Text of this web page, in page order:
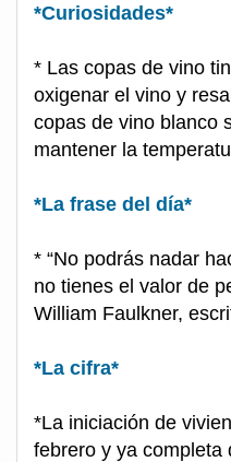
*Curiosidades*
* Las copas de vino
oxigenar el vino y
copas de vino blanco
mantener la
*La frase del día*
* “No podrás nadar
no tienes el valor de
William Faulkner,
*La cifra*
*La iniciación de
febrero y ya completa